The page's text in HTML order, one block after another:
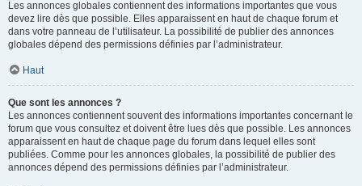
Les annonces globales contiennent des informations importantes que vous
devez lire dès que possible. Elles apparaissent en haut de chaque forum et
dans votre panneau de l’utilisateur. La possibilité de publier des annonces
globales dépend des permissions définies par l’administrateur.
Haut
Que sont les annonces ?
Les annonces contiennent souvent des informations importantes concernant le
forum que vous consultez et doivent être lues dès que possible. Les annonces
apparaissent en haut de chaque page du forum dans lequel elles sont
publiées. Comme pour les annonces globales, la possibilité de publier des
annonces dépend des permissions définies par l’administrateur.